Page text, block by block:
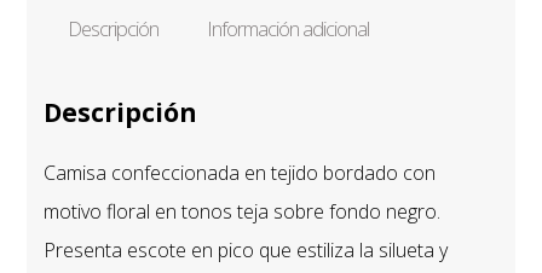
PICO
ALERONES
cantidad
Descripción Información adicional
Descripción
Camisa confeccionada en tejido bordado con
motivo floral en tonos teja sobre fondo negro.
Presenta escote en pico que estiliza la silueta y